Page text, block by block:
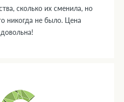
сколько их сменила, но
никогда не было. Цена